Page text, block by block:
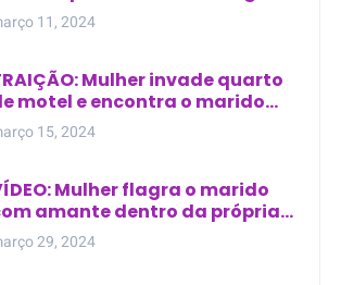
11, 2024
Mulher invade quarto
motel e encontra o marido
outra na cama
15, 2024
Mulher flagra o marido
amante dentro da própria
29, 2024